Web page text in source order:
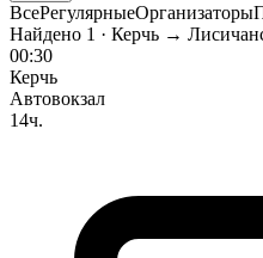
ВсеРегулярныеОрганизаторы
Найдено 1 · Керчь →
00:30
Керчь
Автовокзал
14ч.